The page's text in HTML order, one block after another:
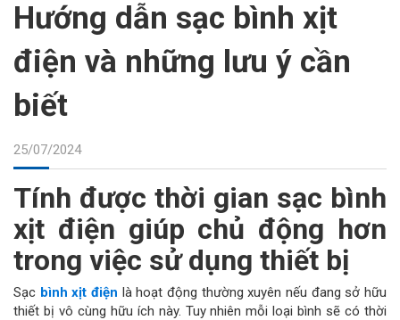
Hướng dẫn sạc bình xịt
điện và những lưu ý cần
biết
25/07/2024
Tính được thời gian sạc bình
xịt điện giúp chủ động hơn
trong việc sử dụng thiết bị
Sạc bình xịt điện là hoạt động thường xuyên nếu đang sở hữu
thiết bị vô cùng hữu ích này. Tuy nhiên mỗi loại bình sẽ có thời